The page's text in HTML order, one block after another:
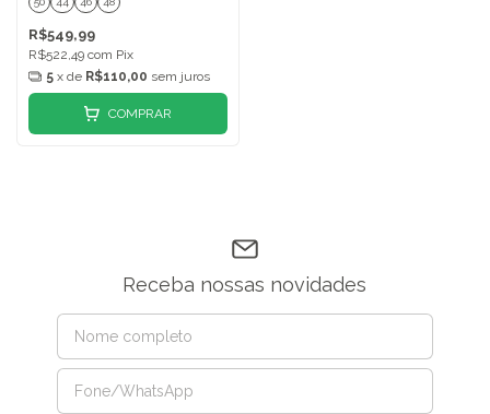
R$549,99
R$522,49 com Pix
5 x de R$110,00 sem juros
COMPRAR
Receba nossas novidades